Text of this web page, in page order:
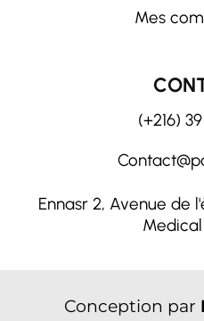
Mes
(+216)
Ennasr 2, Avenue de
Conception par